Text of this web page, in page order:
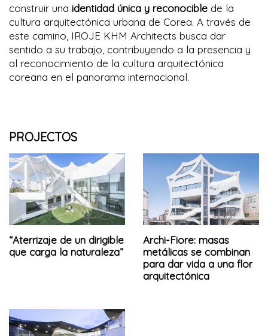
construir una identidad única y reconocible de la
cultura arquitectónica urbana de Corea. A través de
este camino, IROJE KHM Architects busca dar
sentido a su trabajo, contribuyendo a la presencia y
al reconocimiento de la cultura arquitectónica
coreana en el panorama internacional.
PROJECTOS
“Aterrizaje de un dirigible
que carga la naturaleza”
Archi-Fiore: masas
metálicas se combinan
para dar vida a una flor
arquitectónica